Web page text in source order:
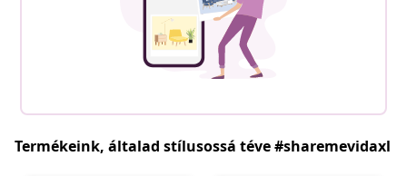
Termékeink, általad stílusossá téve #sharemevidaxl